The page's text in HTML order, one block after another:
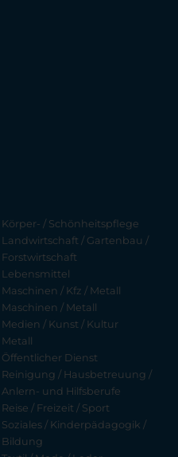
Körper- / Schönheitspflege
Landwirtschaft / Gartenbau /
Forstwirtschaft
Lebensmittel
Maschinen / Kfz / Metall
Maschinen / Metall
Medien / Kunst / Kultur
Metall
Öffentlicher Dienst
Reinigung / Hausbetreuung /
Anlern- und Hilfsberufe
Reise / Freizeit / Sport
Soziales / Kinderpädagogik /
Bildung